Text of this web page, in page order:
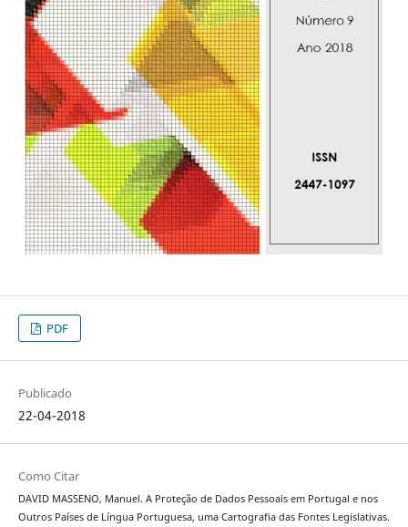
PDF
Publicado
22-04-2018
Como Citar
DAVID MASSENO, Manuel. A Proteção de Dados Pessoais em Portugal e nos
Outros Países de Língua Portuguesa, uma Cartografia das Fontes Legislativas.